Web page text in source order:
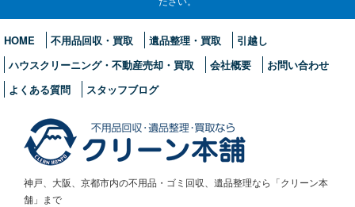
HOME 不用品回収・買取 遺品整理・買取
引越し
ハウスクリーニング・不動産売却・買取
会社概要
お問い合わせ
よくある質問
スタッフブログ
神戸、大阪、京都市内の不用品・ゴミ回収、遺品整理なら「クリーン本
舗」まで